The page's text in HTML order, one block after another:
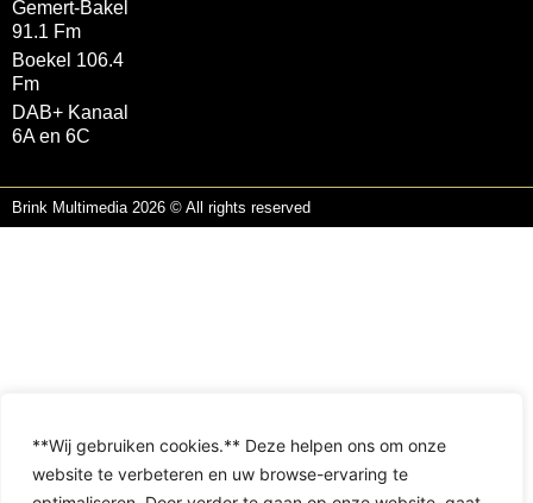
**Wij gebruiken cookies.** Deze helpen ons om onze
website te verbeteren en uw browse-ervaring te
Gemert-Bakel
91.1 Fm
Boekel 106.4
Fm
DAB+ Kanaal
6A en 6C
Brink Multimedia 2026 © All rights reserved